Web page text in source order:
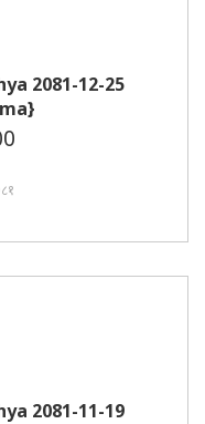
2081-12-25
2081-11-19